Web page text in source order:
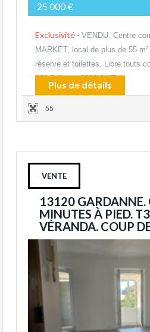
25 000 €
Exclusivité - VENDU. Centre
MARKET, local de plus de 55
réserve et toilettes. Libre touts
000 € Loyer 1300 € HT…
Plus de détails
55
VENTE
13120 GARDANNE.
MINUTES À PIED.
VÉRANDA. COUP